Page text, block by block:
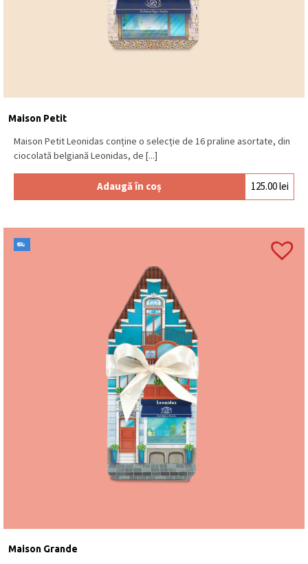
Maison Petit
Maison Petit Leonidas conține o selecție de 16 praline asortate, din
ciocolată belgiană Leonidas, de [...]
Adaugă în coș 125.00lei
Maison Grande